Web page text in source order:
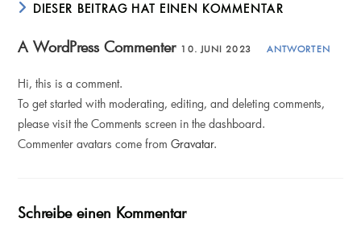
DIESER BEITRAG HAT EINEN KOMMENTAR
A WordPress Commenter 10. JUNI 2023 ANTWORTEN
Hi, this is a comment.
To get started with moderating, editing, and deleting comments,
please visit the Comments screen in the dashboard.
Commenter avatars come fromGravatar.
Schreibe einen Kommentar